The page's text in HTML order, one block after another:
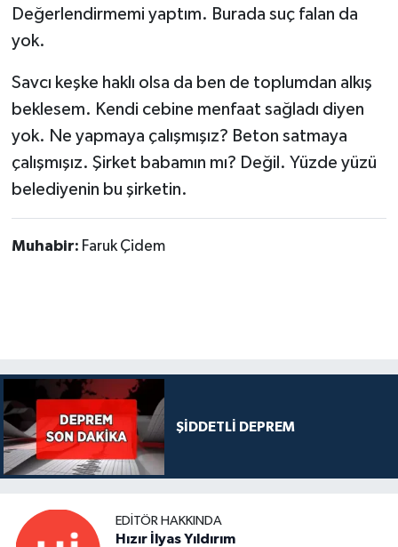
Değerlendirmemi yaptım. Burada suç falan da
yok.
Savcı keşke haklı olsa da ben de toplumdan alkış
beklesem. Kendi cebine menfaat sağladı diyen
yok. Ne yapmaya çalışmışız? Beton satmaya
çalışmışız. Şirket babamın mı? Değil. Yüzde yüzü
belediyenin bu şirketin.
Muhabir: Faruk Çidem
ŞİDDETLİ DEPREM
EDITÖR HAKKINDA
Hızır İlyas Yıldırım